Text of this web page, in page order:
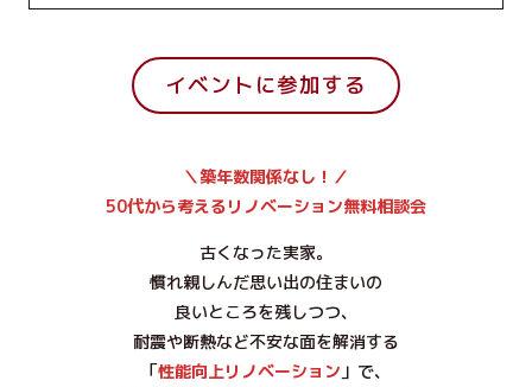
イベントに参加する
＼築年数関係なし！ ／
50代から考えるリノベーション無料相談会
古くなった実家。
慣れ親しんだ思い出の住まいの
良いところを残しつつ、
耐震や断熱など不安な面を解消する
「性能向上リノベーション 」で、